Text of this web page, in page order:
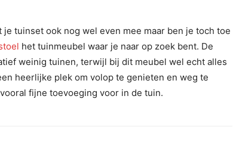
tuinset ook nog wel even mee maar ben je toch toe
het tuinmeubel waar je naar op zoek bent. De
weinig tuinen, terwijl bij dit meubel wel echt alles
heerlijke plek om volop te genieten en weg te
fijne toevoeging voor in de tuin.